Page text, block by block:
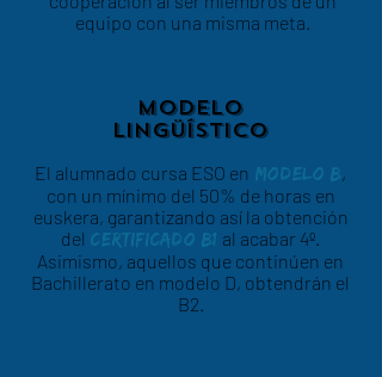
equipo con una misma meta.
MODELO
LINGÜÍSTICO
El alumnado cursa ESO en modelo B,
con un mínimo del 50% de horas en
euskera, garantizando así la obtención
del certificado B1 al acabar 4º.
Asimismo, aquellos que continúen en
Bachillerato en modelo D, obtendrán el
B2.